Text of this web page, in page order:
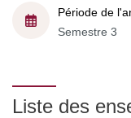
Période de
Semestre 3
Liste des